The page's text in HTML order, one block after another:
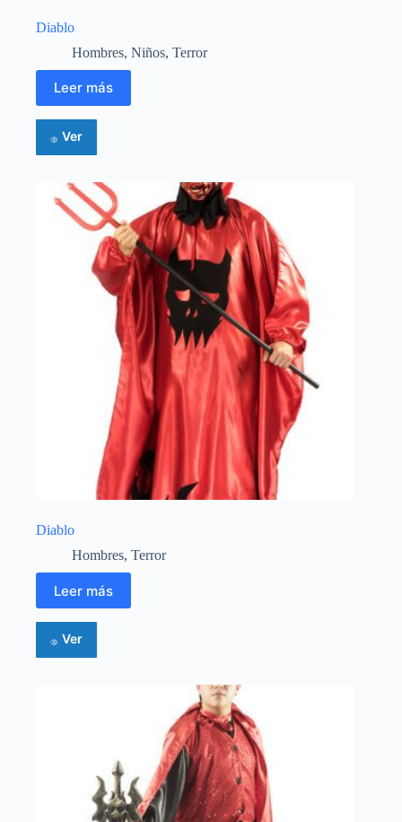
Diablo
Hombres, Niños, Terror
Leer más
Ver
Diablo
Hombres, Terror
Leer más
Ver